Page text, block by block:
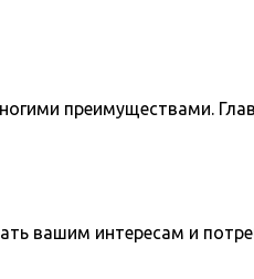
преимуществами.
вашим интересам и